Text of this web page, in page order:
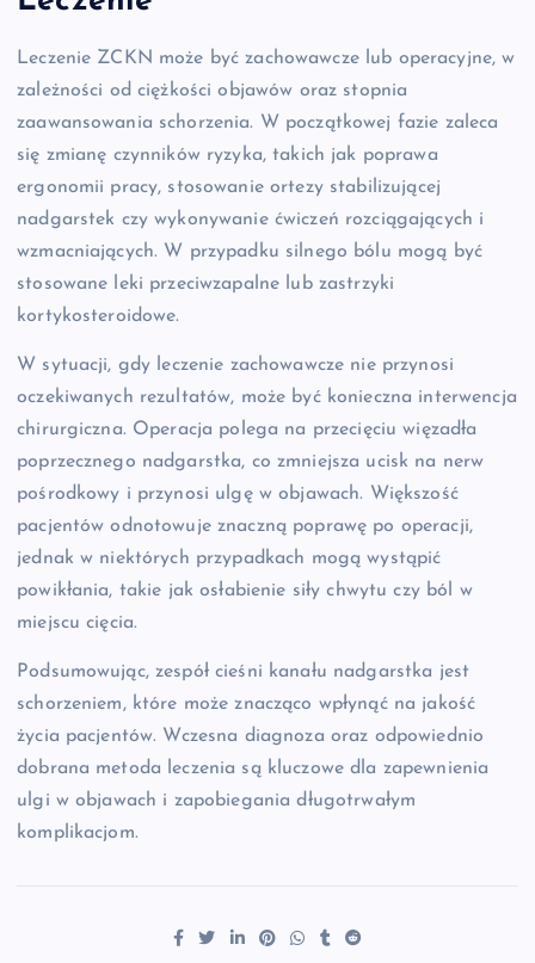
Leczenie ZCKN może być zachowawcze lub operacyjne, w
zależności od ciężkości objawów oraz stopnia
zaawansowania schorzenia. W początkowej fazie zaleca
się zmianę czynników ryzyka, takich jak poprawa
ergonomii pracy, stosowanie ortezy stabilizującej
nadgarstek czy wykonywanie ćwiczeń rozciągających i
wzmacniających. W przypadku silnego bólu mogą być
stosowane leki przeciwzapalne lub zastrzyki
kortykosteroidowe.
W sytuacji, gdy leczenie zachowawcze nie przynosi
oczekiwanych rezultatów, może być konieczna interwencja
chirurgiczna. Operacja polega na przecięciu więzadła
poprzecznego nadgarstka, co zmniejsza ucisk na nerw
pośrodkowy i przynosi ulgę w objawach. Większość
pacjentów odnotowuje znaczną poprawę po operacji,
jednak w niektórych przypadkach mogą wystąpić
powikłania, takie jak osłabienie siły chwytu czy ból w
miejscu cięcia.
Podsumowując, zespół cieśni kanału nadgarstka jest
schorzeniem, które może znacząco wpłynąć na jakość
życia pacjentów. Wczesna diagnoza oraz odpowiednio
dobrana metoda leczenia są kluczowe dla zapewnienia
ulgi w objawach i zapobiegania długotrwałym
komplikacjom.